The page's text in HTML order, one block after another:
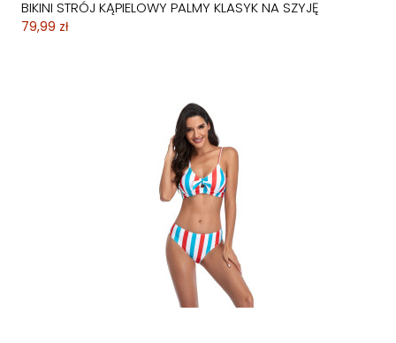
BIKINI STRÓJ KĄPIELOWY PALMY KLASYK NA SZYJĘ
79,99 zł